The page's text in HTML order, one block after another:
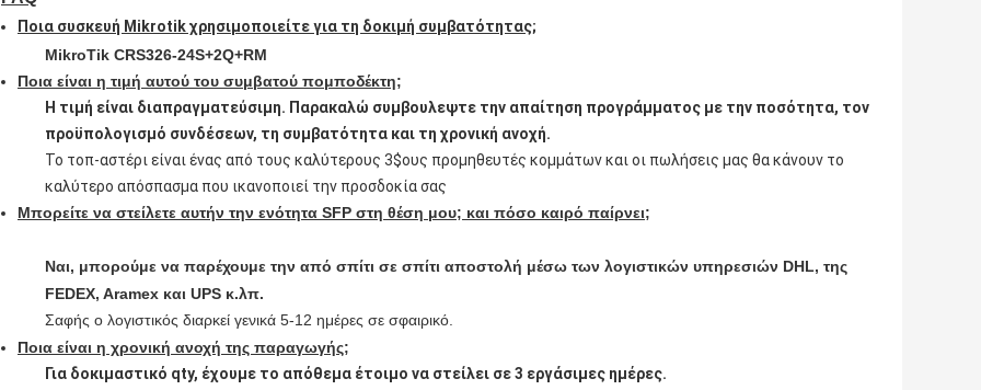
Ποια συσκευή Mikrotik χρησιμοποιείτε για τη δοκιμή συμβατότητας;
MikroTik CRS326-24S+2Q+RM
Ποια είναι η τιμή αυτού του συμβατού πομποδέκτη;
Η τιμή είναι διαπραγματεύσιμη. Παρακαλώ συμβουλεψτε την απαίτηση προγράμματος με την ποσότητα, τον
προϋπολογισμό συνδέσεων, τη συμβατότητα και τη χρονική ανοχή.
Το τοπ-αστέρι είναι ένας από τους καλύτερους 3$ους προμηθευτές κομμάτων και οι πωλήσεις μας θα κάνουν το
καλύτερο απόσπασμα που ικανοποιεί την προσδοκία σας
Μπορείτε να στείλετε αυτήν την ενότητα SFP στη θέση μου; και πόσο καιρό παίρνει;
Ναι, μπορούμε να παρέχουμε την από σπίτι σε σπίτι αποστολή μέσω των λογιστικών υπηρεσιών DHL, της
FEDEX, Aramex και UPS κ.λπ.
Σαφής ο λογιστικός διαρκεί γενικά 5-12 ημέρες σε σφαιρικό.
Ποια είναι η χρονική ανοχή της παραγωγής;
Για δοκιμαστικό qty, έχουμε το απόθεμα έτοιμο να στείλει σε 3 εργάσιμες ημέρες.